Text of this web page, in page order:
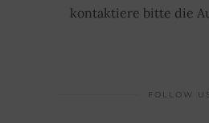
kontaktiere bitte die
FOLLOW US